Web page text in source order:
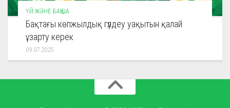
ҮЙ ЖӘНЕ БАҚША
Бақтағы көпжылдық гүлдеу уақытын қалай
ұзарту керек
09.07.2025